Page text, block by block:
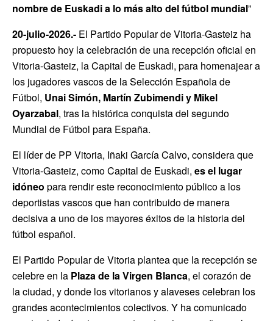
nombre de Euskadi a lo más alto del fútbol mundial”
20-julio-2026.- El Partido Popular de Vitoria-Gasteiz ha
propuesto hoy la celebración de una recepción oficial en
Vitoria-Gasteiz, la Capital de Euskadi, para homenajear a
los jugadores vascos de la Selección Española de
Fútbol, Unai Simón, Martín Zubimendi y Mikel
Oyarzabal, tras la histórica conquista del segundo
Mundial de Fútbol para España.
El líder de PP Vitoria, Iñaki García Calvo, considera que
Vitoria-Gasteiz, como Capital de Euskadi, es el lugar
idóneo para rendir este reconocimiento público a los
deportistas vascos que han contribuido de manera
decisiva a uno de los mayores éxitos de la historia del
fútbol español.
El Partido Popular de Vitoria plantea que la recepción se
celebre en la Plaza de la Virgen Blanca, el corazón de
la ciudad, y donde los vitorianos y alaveses celebran los
grandes acontecimientos colectivos. Y ha comunicado